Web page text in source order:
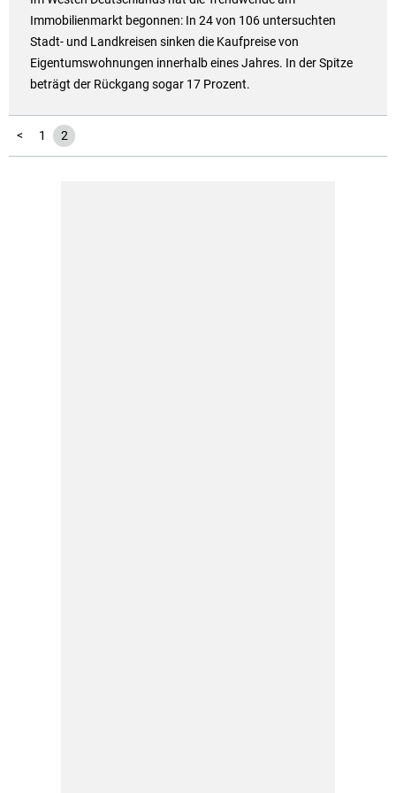
Immobilienmarkt begonnen: In 24 von 106 untersuchten
Stadt- und Landkreisen sinken die Kaufpreise von
Eigentumswohnungen innerhalb eines Jahres. In der Spitze
beträgt der Rückgang sogar 17 Prozent.
< 1 2